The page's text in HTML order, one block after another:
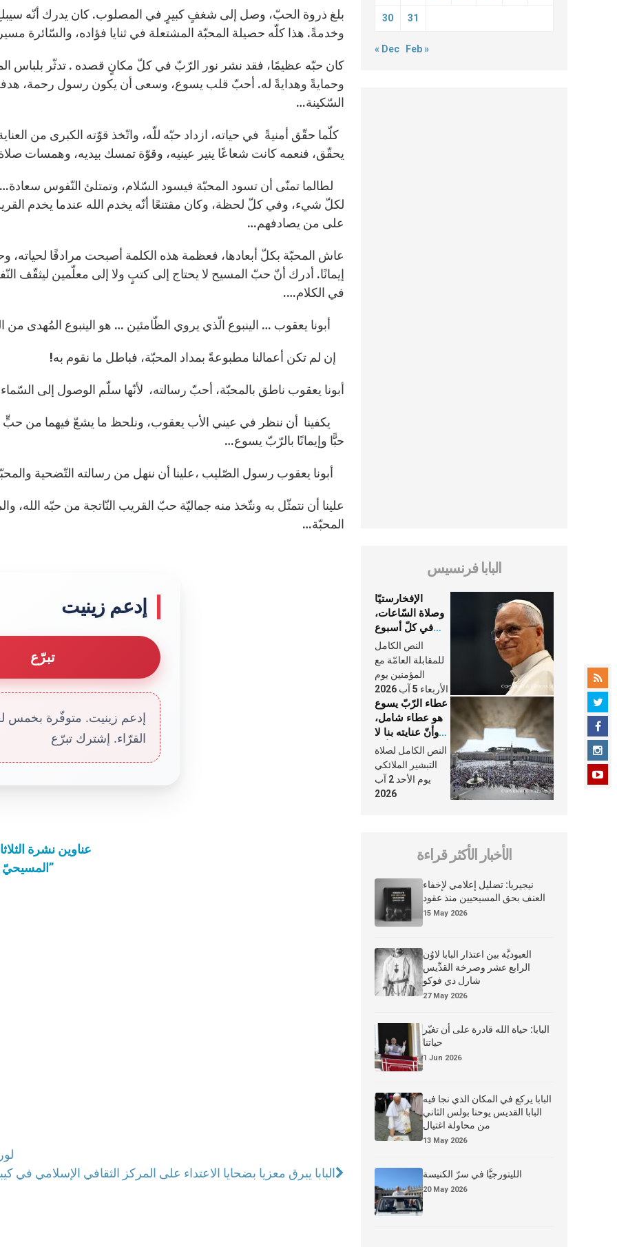
بلغ ذروة الحبّ، وصل إلى شغفٍ كبيرٍ في المصلوب. كان يدرك أنّه
وخدمةً. هذا كلّه حصيلة المحبّة المشتعلة في ثنايا فؤاده، والسّائرة
كان حبّه عظيمًا، فقد نشر نور الرّبّ في كلّ مكانٍ قصده . تدثّر بلباس
وحمايةً وهدايةً له. أحبّ قلب يسوع، وسعى أن يكون رسول رحمة،
السّكينة…
كلّما حقّق أمنيةً في حياته، ازداد حبّه للّه، واتّخذ قوّته الكبرى من
يحقّق، فنعمه كانت شعاعًا ينير عينيه، وقوّة تمسك بيديه، وهمسات
لطالما تمنّى أن تسود المحبّة فيسود السّلام، وتمتلئ النّفوس
لكلّ شيء، وفي كلّ لحظة، وكان مقتنعًا أنّه يخدم الله عندما يخدم
على من يصادفهم…
عاش المحبّة بكلّ أبعادها، فعظمة هذه الكلمة أصبحت مرادفًا لحياته،
إيمانًا. أدرك أنّ حبّ المسيح لا يحتاج إلى كتبٍ ولا إلى معلّمين ليثقّف
في الكلام….
أبونا يعقوب … الينبوع الّذي يروي الظّامئين … هو الينبوع المُهدى من
إن لم تكن أعمالنا مطبوعةً بمداد المحبّة، فباطل ما نقوم به!
أبونا يعقوب ناطق بالمحبّة، أحبّ رسالته، لأنّها سلّم الوصول إلى
يكفينا أن ننظر في عيني الأب يعقوب، ونلحظ ما يشعّ فيهما من حبٍّ
حبًّا وإيمانًا بالرّبّ يسوع…
أبونا يعقوب رسول الصّليب ،علينا أن ننهل من رسالته التّضحية
علينا أن نتمثّل به ونتّخذ منه جماليّة حبّ القريب النّاتجة من حبّه
المحبّة…
إدعم زينيت
تبرّع
إدعم زينيت. متوفّرة بخمس
القرّاء. إشترك تبرّع
عناوين نشرة الثلاثاء 10 كانون الأوّل 2024: فليكن لي بحسب
“المسيحيّ يشبه الشّجرة، ماويّتها النّعمة، أغصانها الفضائل”
البابا يبرق معزيا بضحايا الاعتداء على المركز الثقافي الإسلامي في
30 31
« Dec Feb »
البابا فرنسيس
الإفخارستيّا
وصلاة السّاعات،
في كلّ أسبوع
وكلّ يوم، هما
النَّفَس في حياة
الكنيسة
النص الكامل
للمقابلة العامّة مع
المؤمنين يوم
الأربعاء 5 آب 2026
عطاء الرّبّ يسوع
هو عطاء شامل،
وأنّ عنايته بنا لا
تغيب عنّا أبدًا
النص الكامل لصلاة
التبشير الملائكي
يوم الأحد 2 آب
2026
الأخبار الأكثر قراءة
نيجيريا: تضليل إعلامي لإخفاء
العنف بحق المسيحيين منذ عقود
15 May 2026
العبوديَّة بين اعتذار البابا لاوُن
الرابع عشر وصرخة القدِّيس
شارل دي فوكو
27 May 2026
البابا: حياة الله قادرة على أن تغيّر
حياتنا
1 Jun 2026
البابا يركع في المكان الذي نجا فيه
البابا القديس يوحنا بولس الثاني
من محاولة اغتيال
13 May 2026
الليتورجيَّا في سرّ الكنيسة
20 May 2026